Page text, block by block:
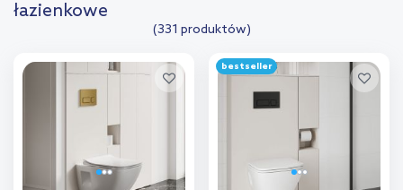
łazienkowe
(331 produktów)
bestseller